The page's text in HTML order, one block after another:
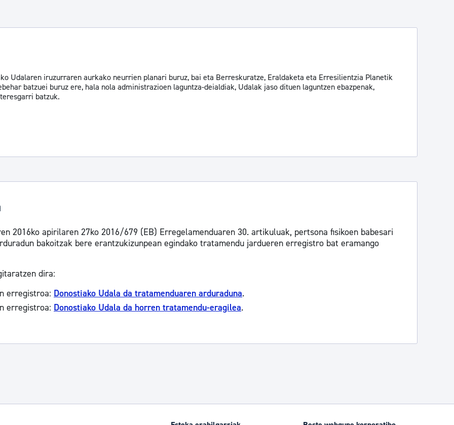
Udalaren iruzurraren aurkako neurrien planari buruz, bai eta Berreskuratze, Eraldaketa eta Erresilientzia Planetik
batzuei buruz ere, hala nola administrazioen laguntza-deialdiak, Udalak jaso dituen laguntzen ebazpenak,
batzuk.
2016ko apirilaren 27ko 2016/679 (EB) Erregelamenduaren 30. artikuluak, pertsona fisikoen babesari
bakoitzak bere erantzukizunpean egindako tratamendu jardueren erregistro bat eramango
dira:
erregistroa: Donostiako Udala da tratamenduaren arduraduna.
erregistroa: Donostiako Udala da horren tratamendu-eragilea.